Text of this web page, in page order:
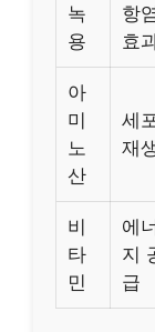
녹
용
항
효
아
미
노
산
세
재
비
타
민
에
지
급